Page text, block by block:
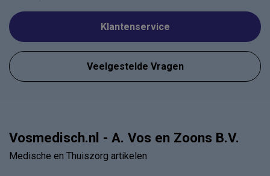
Klantenservice
Veelgestelde Vragen
Vosmedisch.nl - A. Vos en Zoons B.V.
Medische en Thuiszorg artikelen